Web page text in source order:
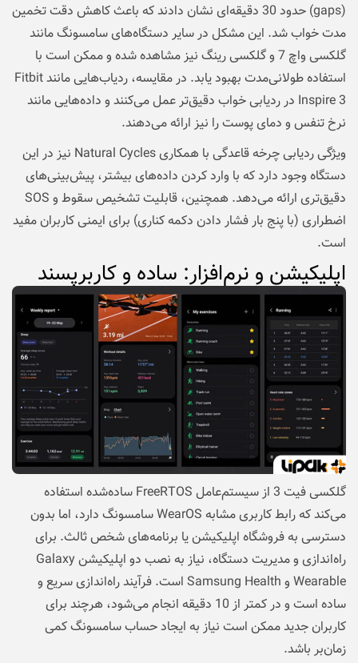
(gaps) حدود 30 دقیقه‌ای نشان دادند که باعث کاهش دقت تخمین
مدت خواب شد. این مشکل در سایر دستگاه‌های سامسونگ مانند
گلکسی واچ 7 و گلکسی رینگ نیز مشاهده شده و ممکن است با
استفاده طولانی‌مدت بهبود یابد. در مقایسه، ردیاب‌هایی مانند Fitbit
Inspire 3 در ردیابی خواب دقیق‌تر عمل می‌کنند و داده‌هایی مانند
نرخ تنفس و دمای پوست را نیز ارائه می‌دهند.
ویژگی ردیابی چرخه قاعدگی با همکاری Natural Cycles نیز در این
دستگاه وجود دارد که با وارد کردن داده‌های بیشتر، پیش‌بینی‌های
دقیق‌تری ارائه می‌دهد. همچنین، قابلیت تشخیص سقوط و SOS
اضطراری (با پنج بار فشار دادن دکمه کناری) برای ایمنی کاربران مفید
است.
اپلیکیشن و نرم‌افزار: ساده و کاربرپسند
گلکسی فیت 3 از سیستم‌عامل FreeRTOS ساده‌شده استفاده
می‌کند که رابط کاربری مشابه WearOS سامسونگ دارد، اما بدون
دسترسی به فروشگاه اپلیکیشن یا برنامه‌های شخص ثالث. برای
راه‌اندازی و مدیریت دستگاه، نیاز به نصب دو اپلیکیشن Galaxy
Wearable و Samsung Health است. فرآیند راه‌اندازی سریع و
ساده است و در کمتر از 10 دقیقه انجام می‌شود، هرچند برای
کاربران جدید ممکن است نیاز به ایجاد حساب سامسونگ کمی
زمان‌بر باشد.